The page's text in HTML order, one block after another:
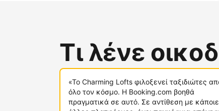
Τι λένε
«Το Charming Lofts φιλοξενεί ταξιδιώτες
όλο τον κόσμο. Η Booking.com βοηθά
πραγματικά σε αυτό. Σε αντίθεση με